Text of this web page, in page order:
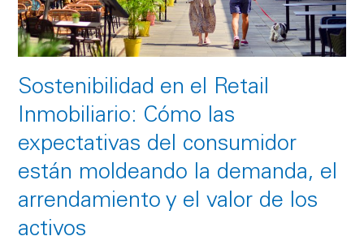
Sostenibilidad en el Retail
Inmobiliario: Cómo las
expectativas del consumidor
están moldeando la demanda, el
arrendamiento y el valor de los
activos
las
expectativas
del
están
moldeando
demanda,
el
y
el